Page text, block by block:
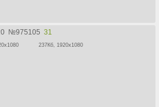
№975105 31
237Кб, 1920x1080